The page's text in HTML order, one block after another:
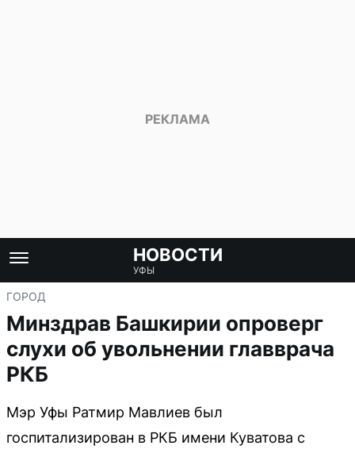
НОВОСТИ
УФЫ
ГОРОД
Минздрав Башкирии опроверг
слухи об увольнении главврача
РКБ
Мэр Уфы Ратмир Мавлиев был
госпитализирован в РКБ имени Куватова с